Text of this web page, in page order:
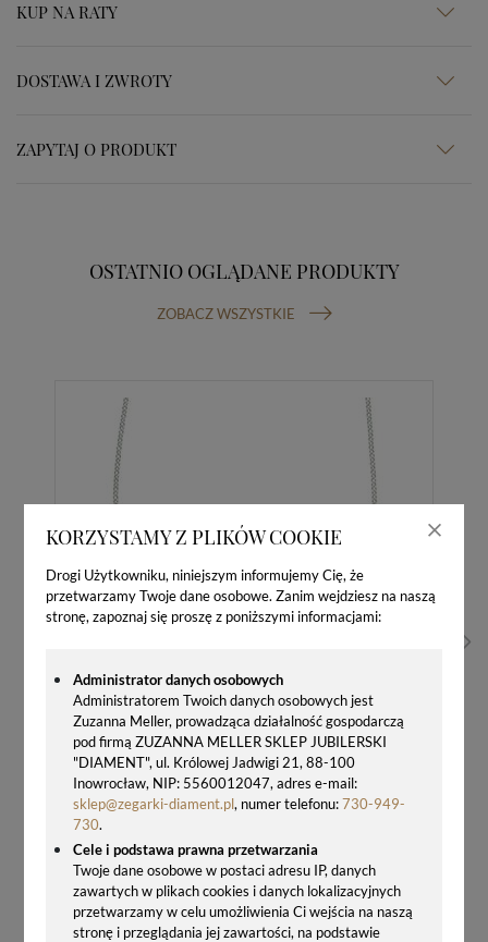
KORZYSTAMY Z PLIKÓW COOKIE
Drogi Użytkowniku, niniejszym informujemy Cię, że
przetwarzamy Twoje dane osobowe. Zanim wejdziesz na naszą
stronę, zapoznaj się proszę z poniższymi informacjami:
Administrator danych osobowych
Administratorem Twoich danych osobowych jest
Zuzanna Meller, prowadząca działalność gospodarczą
pod firmą ZUZANNA MELLER SKLEP JUBILERSKI
"DIAMENT", ul. Królowej Jadwigi 21, 88-100
Inowrocław, NIP: 5560012047, adres e-mail:
sklep@zegarki-diament.pl, numer telefonu:730-949-
730.
Cele i podstawa prawna przetwarzania
Twoje dane osobowe w postaci adresu IP, danych
zawartych w plikach cookies i danych lokalizacyjnych
przetwarzamy w celu umożliwienia Ci wejścia na naszą
stronę i przeglądania jej zawartości, na podstawie
KUP NA RATY
DOSTAWA I ZWROTY
ZAPYTAJ O PRODUKT
OSTATNIO OGLĄDANE PRODUKTY
ZOBACZ WSZYSTKIE
269,00 zł